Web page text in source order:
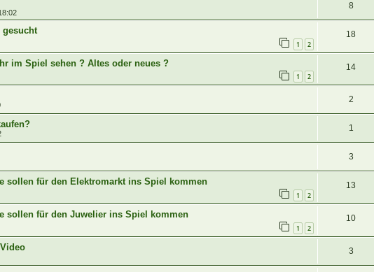
8
gesucht
1 2
18
im Spiel sehen ? Altes oder neues ?
1 2
14
2
1
3
sollen für den Elektromarkt ins Spiel kommen
1 2
13
sollen für den Juwelier ins Spiel kommen
1 2
10
3